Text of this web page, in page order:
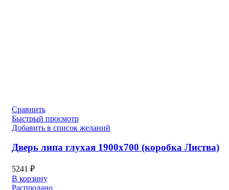
Сравнить
Быстрый просмотр
Добавить в список желаний
Дверь липа глухая 1900х700 (коробка Листва)
5241 ₽
В корзину
Распродано